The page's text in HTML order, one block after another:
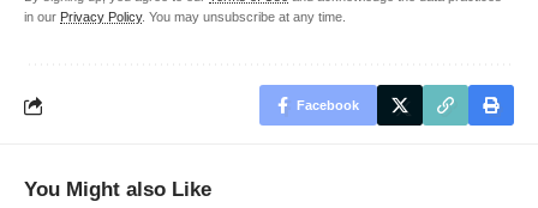
in our Privacy Policy. You may unsubscribe at any time.
Facebook
You Might also Like